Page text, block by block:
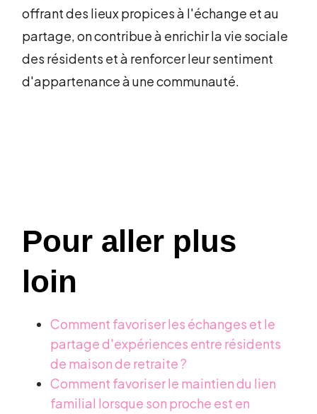
offrant des lieux propices à l'échange et au
partage, on contribue à enrichir la vie sociale
des résidents et à renforcer leur sentiment
d'appartenance à une communauté.
Pour aller plus
loin
Comment favoriser les échanges et le
partage d'expériences entre résidents
de maison de retraite ?
Comment favoriser le maintien du lien
familial lorsque son proche est en